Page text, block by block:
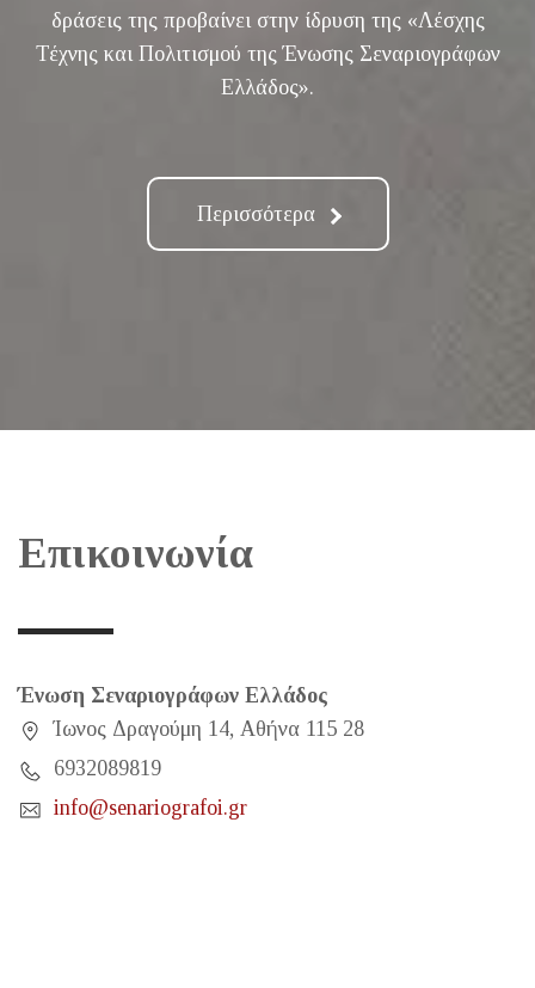
δράσεις της προβαίνει στην ίδρυση της «Λέσχης
Τέχνης και Πολιτισμού της Ένωσης Σεναριογράφων
Ελλάδος».
Περισσότερα
Επικοινωνία
Ένωση Σεναριογράφων Ελλάδος
Ίωνος Δραγούμη 14, Αθήνα 115 28
6932089819
info@senariografoi.gr